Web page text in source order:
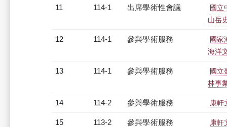
11 114-1 出席學術性會議
國立
山岳
12 114-1 參與學術服務
國家
海洋
13 114-1 參與學術服務
國立
林事
14 114-2 參與學術服務 康軒
15 113-2 參與學術服務 康軒